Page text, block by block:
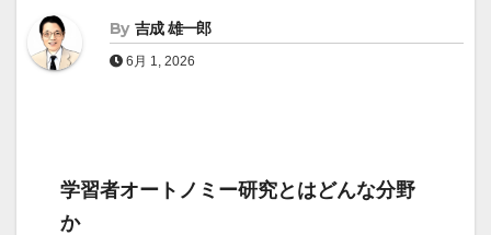
By 吉成 雄一郎
6月 1, 2026
学習者オートノミー研究とはどんな分野
か